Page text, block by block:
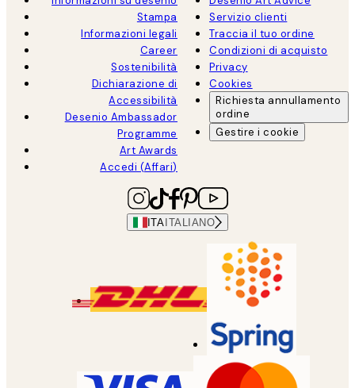
Stampa
Informazioni legali
Career
Sostenibilità
Dichiarazione di
Accessibilità
Desenio Ambassador
Programme
Art Awards
Accedi (Affari)
Servizio clienti
Traccia il tuo ordine
Condizioni di acquisto
Privacy
Cookies
Richiesta annullamento
ordine
Gestire i cookie
ITA ITALIANO